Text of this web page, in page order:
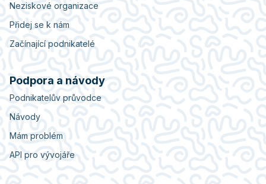
Neziskové organizace
Přidej se k nám
Začínající podnikatelé
Podpora a návody
Podnikatelův průvodce
Návody
Mám problém
API pro vývojáře